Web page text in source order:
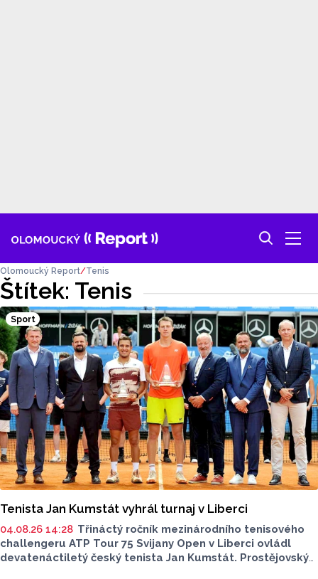
Štítek: Tenis
Olomoucký Report Tenis
Sport
Tenista Jan Kumstát vyhrál turnaj v Liberci
04.08.26 14:28 Třináctý ročník mezinárodního tenisového
challengeru ATP Tour 75 Svijany Open v Liberci ovládl
devatenáctiletý český tenista Jan Kumstát. Prostějovský